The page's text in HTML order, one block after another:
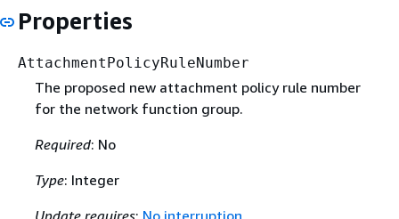
Properties
AttachmentPolicyRuleNumber
The proposed new attachment policy rule number
for the network function group.
Required: No
Type: Integer